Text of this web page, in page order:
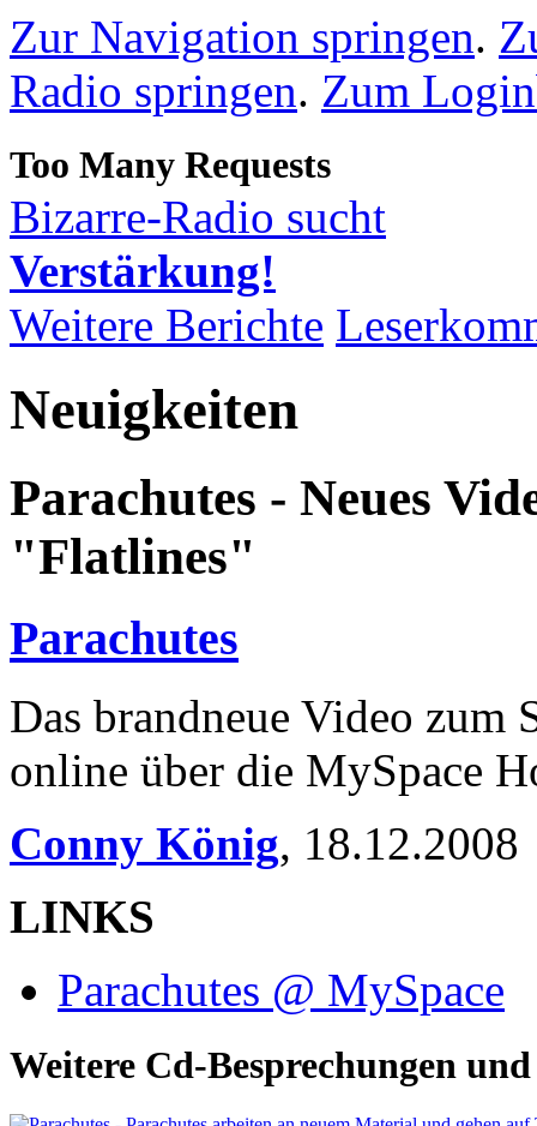
Zur Navigation springen.
Radio springen. Zum
Bizarre-Radio sucht
Verstärkung!
Weitere Berichte
Neuigkeiten
Parachutes - Neues
"Flatlines"
Parachutes
Das brandneue Video zum
online über die MySpace
Conny König, 18.12.2008
LINKS
Parachutes @ MySpace
Weitere Cd-Besprechungen